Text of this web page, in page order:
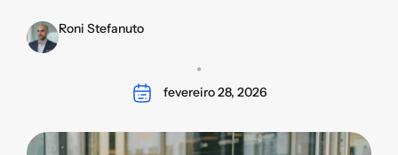
Roni Stefanuto
fevereiro 28, 2026